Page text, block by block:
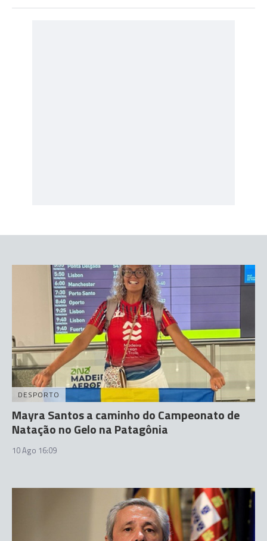
DESPORTO
Mayra Santos a caminho do Campeonato de
Natação no Gelo na Patagônia
10 Ago 16:09